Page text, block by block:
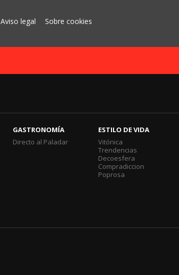
Aviso legal Sobre cookies
GASTRONOMÍA
Directo al Paladar
ESTILO DE VIDA
Vitónica
Trendencias
Decoesfera
Compradiccion
Poprosa